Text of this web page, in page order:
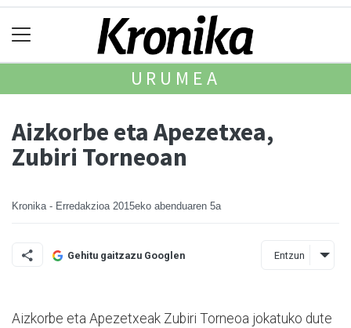
URUMEA
Aizkorbe eta Apezetxea,
Zubiri Torneoan
Kronika - Erredakzioa 2015eko abenduaren 5a
Gehitu gaitzazu Googlen Entzun
Aizkorbe eta Apezetxeak Zubiri Torneoa jokatuko dute